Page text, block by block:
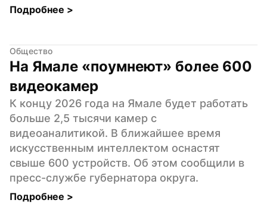
Подробнее >
Общество
На Ямале «поумнеют» более 600
видеокамер
К концу 2026 года на Ямале будет работать
больше 2,5 тысячи камер с
видеоаналитикой. В ближайшее время
искусственным интеллектом оснастят
свыше 600 устройств. Об этом сообщили в
пресс-службе губернатора округа.
Подробнее >